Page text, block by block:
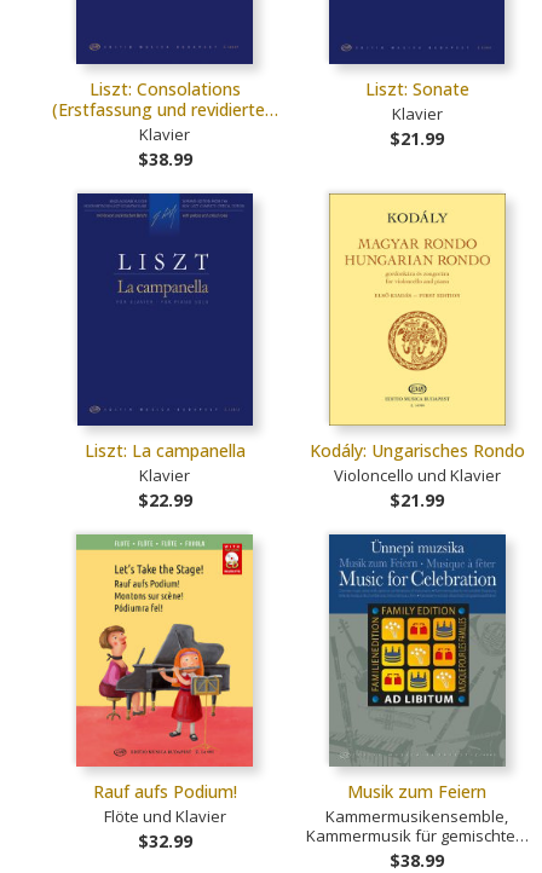
Liszt: Consolations
(Erstfassung und revidierte…
Klavier
$38.99
Liszt: Sonate
Klavier
$21.99
Liszt: La campanella
Klavier
$22.99
Kodály: Ungarisches Rondo
Violoncello und Klavier
$21.99
Rauf aufs Podium!
Flöte und Klavier
$32.99
Musik zum Feiern
Kammermusikensemble,
Kammermusik für gemischte…
$38.99